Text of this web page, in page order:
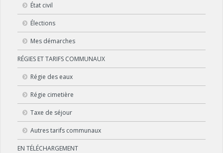
État civil
Élections
Mes démarches
RÉGIES ET TARIFS COMMUNAUX
Régie des eaux
Régie cimetière
Taxe de séjour
Autres tarifs communaux
EN TÉLÉCHARGEMENT